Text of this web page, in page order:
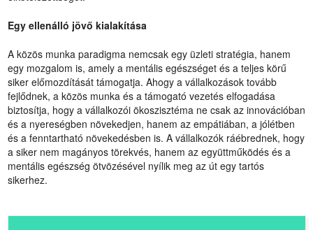
Egy ellenálló jövő kialakítása
A közös munka paradigma nemcsak egy üzleti stratégia, hanem
egy mozgalom is, amely a mentális egészséget és a teljes körű
siker előmozdítását támogatja. Ahogy a vállalkozások tovább
fejlődnek, a közös munka és a támogató vezetés elfogadása
biztosítja, hogy a vállalkozói ökoszisztéma ne csak az innovációban
és a nyereségben növekedjen, hanem az empátiában, a jólétben
és a fenntartható növekedésben is. A vállalkozók ráébrednek, hogy
a siker nem magányos törekvés, hanem az együttműködés és a
mentális egészség ötvözésével nyílik meg az út egy tartós
sikerhez.